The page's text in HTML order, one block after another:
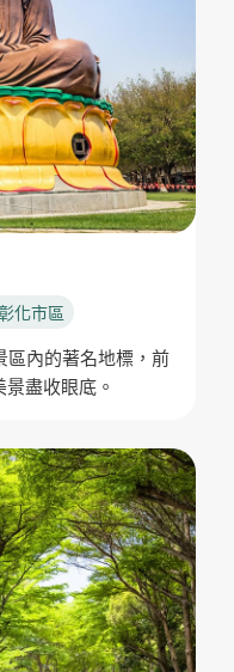
化市區
區內的著名地標，前
盡收眼底。